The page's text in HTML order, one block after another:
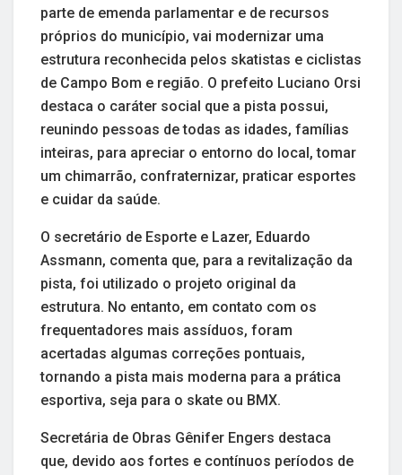
parte de emenda parlamentar e de recursos
próprios do município, vai modernizar uma
estrutura reconhecida pelos skatistas e ciclistas
de Campo Bom e região. O prefeito Luciano Orsi
destaca o caráter social que a pista possui,
reunindo pessoas de todas as idades, famílias
inteiras, para apreciar o entorno do local, tomar
um chimarrão, confraternizar, praticar esportes
e cuidar da saúde.
O secretário de Esporte e Lazer, Eduardo
Assmann, comenta que, para a revitalização da
pista, foi utilizado o projeto original da
estrutura. No entanto, em contato com os
frequentadores mais assíduos, foram
acertadas algumas correções pontuais,
tornando a pista mais moderna para a prática
esportiva, seja para o skate ou BMX.
Secretária de Obras Gênifer Engers destaca
que, devido aos fortes e contínuos períodos de